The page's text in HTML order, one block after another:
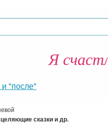
Я
"после"
сказки и др.